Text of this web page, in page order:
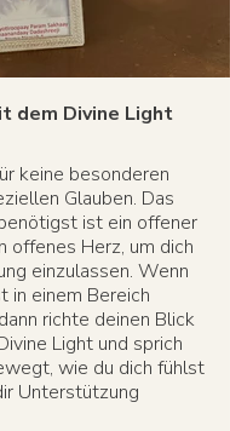
dem Divine Light
keine besonderen
Glauben. Das
ist ein offener
offenes Herz, um dich
einzulassen. Wenn
in einem Bereich
richte deinen Blick
Light und sprich
wie du dich fühlst
Unterstützung